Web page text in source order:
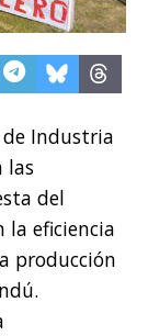
de Industria
las
del
la eficiencia
producción